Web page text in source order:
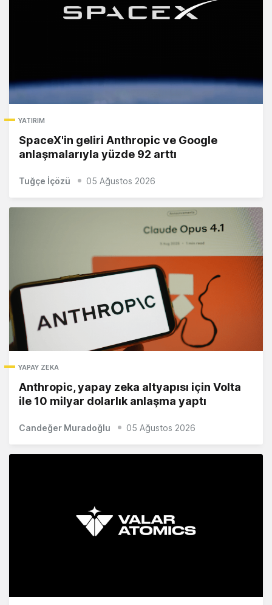
YATIRIM
SpaceX'in geliri Anthropic ve Google
anlaşmalarıyla yüzde 92 arttı
Tuğçe İçözü 05 Ağustos 2026
YAPAY ZEKA
Anthropic, yapay zeka altyapısı için Volta
ile 10 milyar dolarlık anlaşma yaptı
Candeğer Muradoğlu 05 Ağustos 2026